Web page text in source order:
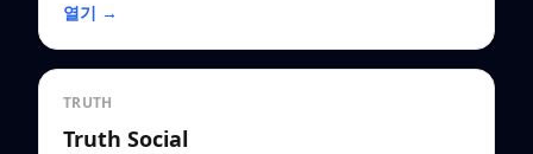
열기 →
TRUTH
Truth Social